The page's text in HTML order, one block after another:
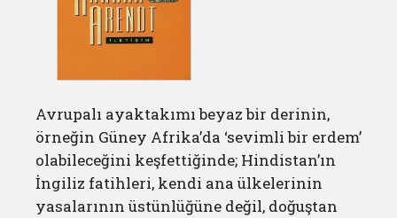
Avrupalı ayaktakımı beyaz bir derinin,
örneğin Güney Afrika’da ‘sevimli bir erdem’
olabileceğini keşfettiğinde; Hindistan’ın
İngiliz fatihleri, kendi ana ülkelerinin
yasalarının üstünlüğüne değil, doğuştan